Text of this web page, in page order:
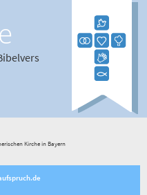
Kirche in Bayern